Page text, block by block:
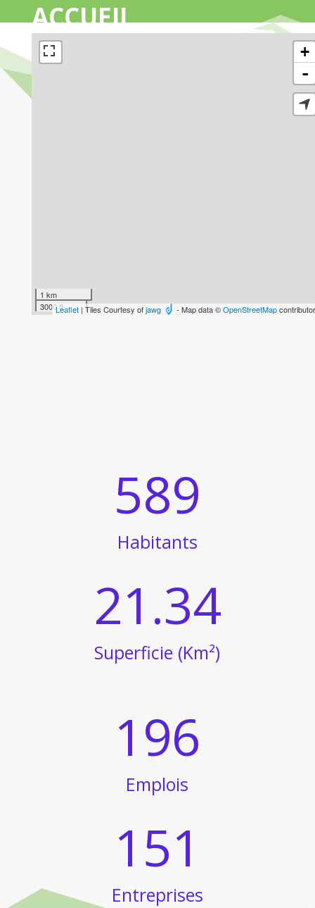
ACCUEIL
+
-
1 km
3000 ftLeaflet | Tiles Courtesy ofjawg - Map data ©OpenStreetMap
589
Habitants
21.34
Superficie (Km²)
196
Emplois
151
Entreprises